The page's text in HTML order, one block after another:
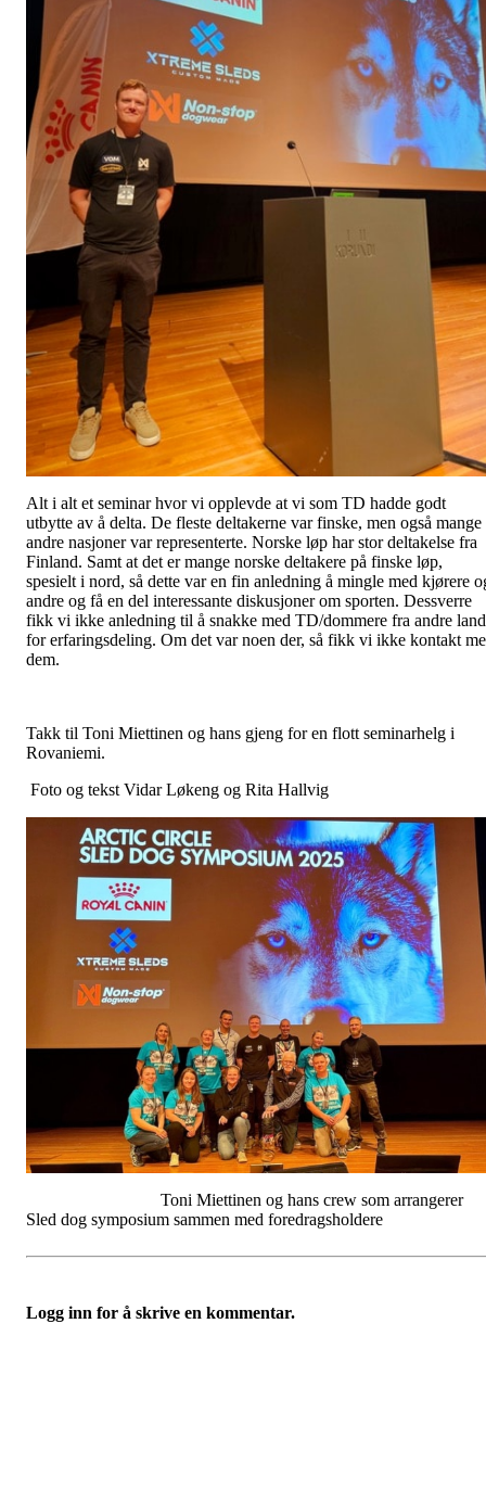
Alt i alt et seminar hvor vi opplevde at vi som TD hadde godt
utbytte av å delta. De fleste deltakerne var finske, men også mange
andre nasjoner var representerte. Norske løp har stor deltakelse fra
Finland. Samt at det er mange norske deltakere på finske løp,
spesielt i nord, så dette var en fin anledning å mingle med kjørere
andre og få en del interessante diskusjoner om sporten. Dessverre
fikk vi ikke anledning til å snakke med TD/dommere fra andre land
for erfaringsdeling. Om det var noen der, så fikk vi ikke kontakt
dem.
Takk til Toni Miettinen og hans gjeng for en flott seminarhelg i
Rovaniemi.
Foto og tekst Vidar Løkeng og Rita Hallvig
Toni Miettinen og hans crew som arrangerer
Sled dog symposium sammen med foredragsholdere
Logg inn for å skrive en kommentar.